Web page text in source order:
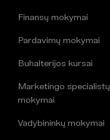
Finansų mokymai
Pardavimų mokymai
Buhalterijos kursai
Marketingo specialistų
mokymai
Vadybininkų mokymai